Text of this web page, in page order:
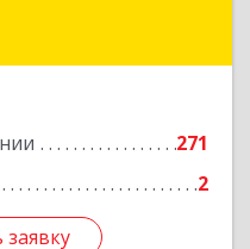
271
2
Смоленск г, Марии